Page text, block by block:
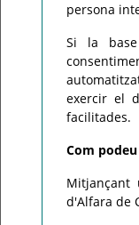
persona
Si la
exercir el
facilitades.
Com
Mitjançant
d'Alfara de